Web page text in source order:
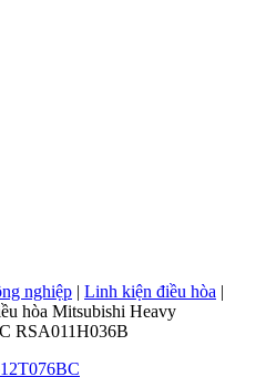
nghiệp | Linh kiện điều hòa |
hòa Mitsubishi Heavy
RSA011H036B